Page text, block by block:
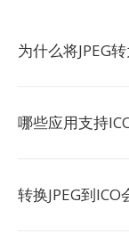
为什么将JPEG
哪些应用支持
转换JPEG到